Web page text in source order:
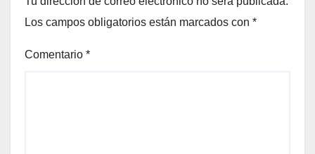
Los campos obligatorios están marcados con *
Comentario *